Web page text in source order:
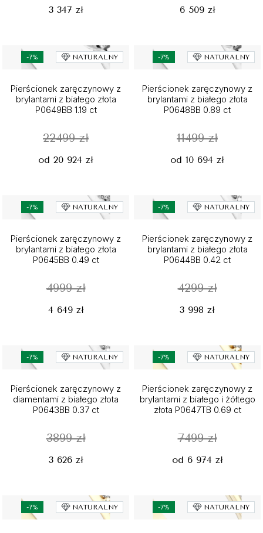
3 347 zł 6 509 zł
-7% NATURALNY
Pierścionek zaręczynowy z
brylantami z białego złota
P0649BB 1.19 ct
22499 zł
od 20 924 zł
-7% NATURALNY
Pierścionek zaręczynowy z
brylantami z białego złota
P0648BB 0.89 ct
11499 zł
od 10 694 zł
-7% NATURALNY
Pierścionek zaręczynowy z
brylantami z białego złota
P0645BB 0.49 ct
4999 zł
4 649 zł
-7% NATURALNY
Pierścionek zaręczynowy z
brylantami z białego złota
P0644BB 0.42 ct
4299 zł
3 998 zł
-7% NATURALNY
Pierścionek zaręczynowy z
diamentami z białego złota
P0643BB 0.37 ct
3899 zł
3 626 zł
-7% NATURALNY
Pierścionek zaręczynowy z
brylantami z białego i żółtego
złota P0647TB 0.69 ct
7499 zł
od 6 974 zł
-7% NATURALNY -7% NATURALNY